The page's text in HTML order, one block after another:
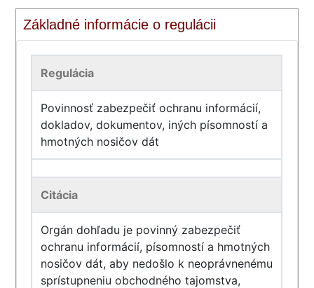
Základné informácie o regulácii
Regulácia
Povinnosť zabezpečiť ochranu informácií,
dokladov, dokumentov, iných písomností a
hmotných nosičov dát
Citácia
Orgán dohľadu je povinný zabezpečiť
ochranu informácií, písomností a hmotných
nosičov dát, aby nedošlo k neoprávnenému
sprístupneniu obchodného tajomstva,